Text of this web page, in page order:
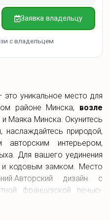
Заявка владельцу
с владельцем
уникальное место для
районе Минска, возле
и Маяка Минска. Окунитесь
природой,
интерьером,
Для вашего уединения
и кодовым замком. Место
дизайн с
французской печью-
которые